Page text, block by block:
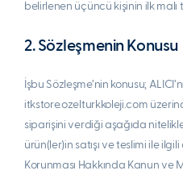
belirlenen üçüncü kişinin ilk malı
2. Sözleşmenin Konusu
İşbu Sözleşme’nin konusu;
itkstore.ozelturkkoleji.com
siparişini verdiği aşağıda
ürün(ler)in satışı ve teslimi ile
Korunması Hakkında Kanun ve